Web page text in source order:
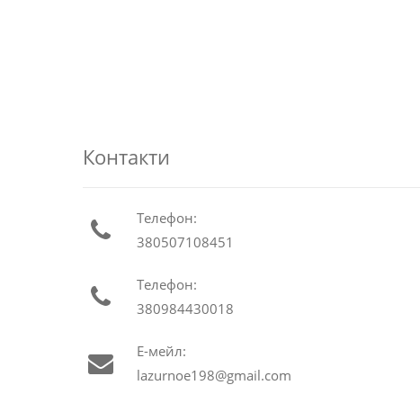
Контакти
Телефон:
380507108451
Телефон:
380984430018
Е-мейл:
lazurnoe198@gmail.com